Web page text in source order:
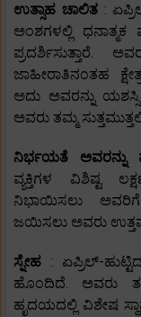
ಉತ್ಸಾಹ ಚಾಲಿತ :
ಅಂಶಗಳಲ್ಲಿ ಧನಾತ್ಮಕ
ಪ್ರದರ್ಶಿಸುತ್ತಾರೆ.
ಜಾಹೀರಾತಿನಂತಹ
ಅದು ಅವರನ್ನು
ಅವರು ತಮ್ಮ
ನಿರ್ಭಯತೆ ಅವರನ್ನು
ವ್ಯಕ್ತಿಗಳ ವಿಶಿಷ್ಟ
ನಿಭಾಯಿಸಲು ಅವರಿಗೆ
ಜಯಿಸಲು ಅವರು
ಸ್ನೇಹ : ಏಪ್ರಿಲ್-
ಹೊಂದಿದೆ. ಅವರು
ಹೃದಯದಲ್ಲಿ ವಿಶೇಷ